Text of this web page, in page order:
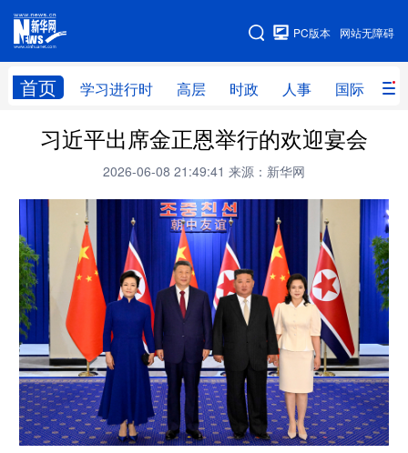
网站无障碍
PC版本
首页 学习进行时 高层 时政 人事 国际 财
网站地图
学习进行时 高层 时政 人事
财经 网评
思客智库 全球连线
科技
文化 书画 健康 军事
访谈 视频 图片 政务
法律 中央文件 金融 汽车
食品 人居 信息化 数字经济
学术中国 乡村振兴 银龄 溯源中国
习近平出席金正恩举行的欢迎宴会
2026-06-08 21:49:41 来源：新华网